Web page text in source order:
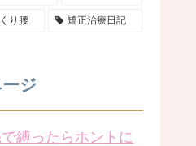
り腰 矯正治療日記
ジ
縛ったらホントに